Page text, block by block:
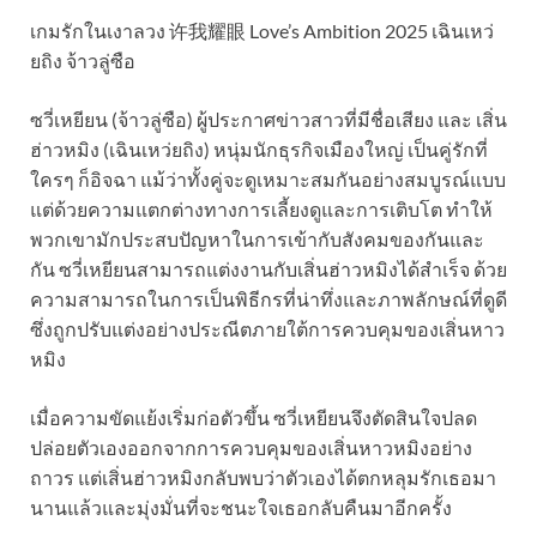
เกมรักในเงาลวง 许我耀眼 Love’s Ambition 2025 เฉินเหว่
ยถิง จ้าวลู่ซือ
ซวี่เหยียน (จ้าวลู่ซือ) ผู้ประกาศข่าวสาวที่มีชื่อเสียง และ เสิ่น
ฮ่าวหมิง (เฉินเหว่ยถิง) หนุ่มนักธุรกิจเมืองใหญ่ เป็นคู่รักที่
ใครๆ ก็อิจฉา แม้ว่าทั้งคู่จะดูเหมาะสมกันอย่างสมบูรณ์แบบ
แต่ด้วยความแตกต่างทางการเลี้ยงดูและการเติบโต ทำให้
พวกเขามักประสบปัญหาในการเข้ากับสังคมของกันและ
กัน ซวี่เหยียนสามารถแต่งงานกับเสิ่นฮ่าวหมิงได้สำเร็จ ด้วย
ความสามารถในการเป็นพิธีกรที่น่าทึ่งและภาพลักษณ์ที่ดูดี
ซึ่งถูกปรับแต่งอย่างประณีตภายใต้การควบคุมของเสิ่นหาว
หมิง
เมื่อความขัดแย้งเริ่มก่อตัวขึ้น ซวี่เหยียนจึงตัดสินใจปลด
ปล่อยตัวเองออกจากการควบคุมของเสิ่นหาวหมิงอย่าง
ถาวร แต่เสิ่นฮ่าวหมิงกลับพบว่าตัวเองได้ตกหลุมรักเธอมา
นานแล้วและมุ่งมั่นที่จะชนะใจเธอกลับคืนมาอีกครั้ง